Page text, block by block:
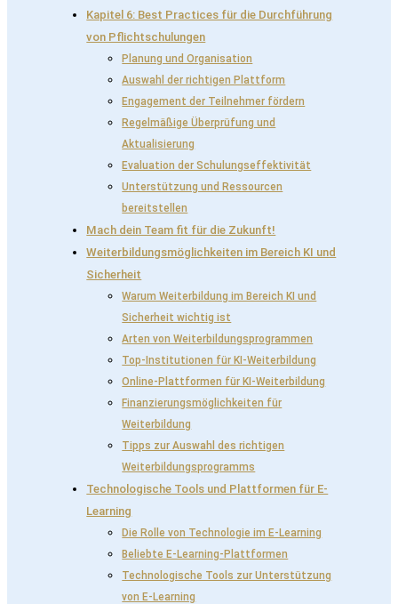
Kapitel 6: Best Practices für die Durchführung
von Pflichtschulungen
Planung und Organisation
Auswahl der richtigen Plattform
Engagement der Teilnehmer fördern
Regelmäßige Überprüfung und
Aktualisierung
Evaluation der Schulungseffektivität
Unterstützung und Ressourcen
bereitstellen
Mach dein Team fit für die Zukunft!
Weiterbildungsmöglichkeiten im Bereich KI und
Sicherheit
Warum Weiterbildung im Bereich KI und
Sicherheit wichtig ist
Arten von Weiterbildungsprogrammen
Top-Institutionen für KI-Weiterbildung
Online-Plattformen für KI-Weiterbildung
Finanzierungsmöglichkeiten für
Weiterbildung
Tipps zur Auswahl des richtigen
Weiterbildungsprogramms
Technologische Tools und Plattformen für E-
Learning
Die Rolle von Technologie im E-Learning
Beliebte E-Learning-Plattformen
Technologische Tools zur Unterstützung
von E-Learning